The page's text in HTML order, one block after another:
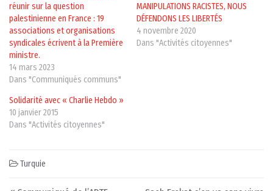
réunir sur la question
palestinienne en France : 19
associations et organisations
syndicales écrivent à la Première
ministre.
14 mars 2023
Dans "Communiqués communs"
MANIPULATIONS RACISTES, NOUS
DÉFENDONS LES LIBERTÉS
4 novembre 2020
Dans "Activités citoyennes"
Solidarité avec « Charlie Hebdo »
10 janvier 2015
Dans "Activités citoyennes"
Turquie
Post navigation